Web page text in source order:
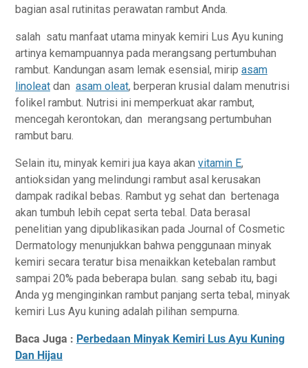
bagian asal rutinitas perawatan rambut Anda.
salah satu manfaat utama minyak kemiri Lus Ayu kuning
artinya kemampuannya pada merangsang pertumbuhan
rambut. Kandungan asam lemak esensial, mirip asam
linoleat dan asam oleat, berperan krusial dalam menutrisi
folikel rambut. Nutrisi ini memperkuat akar rambut,
mencegah kerontokan, dan merangsang pertumbuhan
rambut baru.
Selain itu, minyak kemiri jua kaya akan vitamin E,
antioksidan yang melindungi rambut asal kerusakan
dampak radikal bebas. Rambut yg sehat dan bertenaga
akan tumbuh lebih cepat serta tebal. Data berasal
penelitian yang dipublikasikan pada Journal of Cosmetic
Dermatology menunjukkan bahwa penggunaan minyak
kemiri secara teratur bisa menaikkan ketebalan rambut
sampai 20% pada beberapa bulan. sang sebab itu, bagi
Anda yg menginginkan rambut panjang serta tebal, minyak
kemiri Lus Ayu kuning adalah pilihan sempurna.
Baca Juga : Perbedaan Minyak Kemiri Lus Ayu Kuning
Dan Hijau